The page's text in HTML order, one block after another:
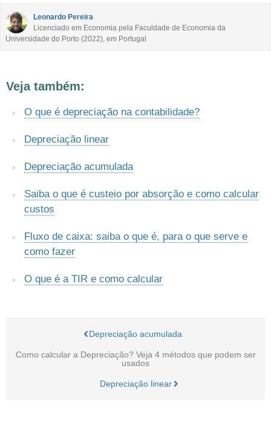
Este conteúdo não tem a informação que procuro
Outro
Leonardo Pereira
Licenciado em Economia pela Faculdade de Economia da
Universidade do Porto (2022), em Portugal
Veja também:
O que é depreciação na contabilidade?
Depreciação linear
Depreciação acumulada
Saiba o que é custeio por absorção e como calcular
custos
Fluxo de caixa: saiba o que é, para o que serve e
como fazer
O que é a TIR e como calcular
Depreciação acumulada
Como calcular a Depreciação? Veja 4 métodos que podem ser
usados
Depreciação linear